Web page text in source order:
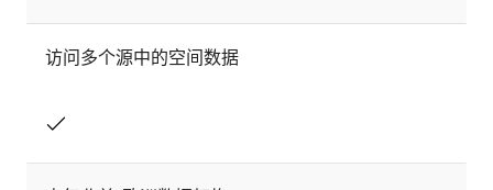
访问多个源中的空间数据